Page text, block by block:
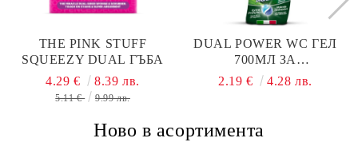
THE PINK STUFF
SQUEEZY DUAL ГЪБА
4.29 € 8.39 лв.
5.11 € 9.99 лв.
DUAL POWER WC ГЕЛ
700МЛ ЗА
ПОЧИСТВАНЕ НА
2.19 € 4.28 лв.
Ново в асортимента